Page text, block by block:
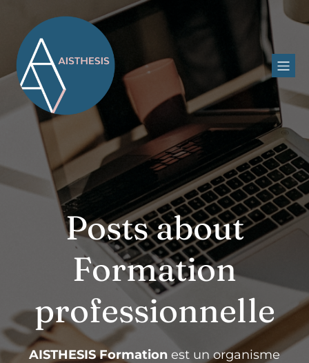
Posts about
Formation
professionnelle
AISTHESIS Formation est un organisme